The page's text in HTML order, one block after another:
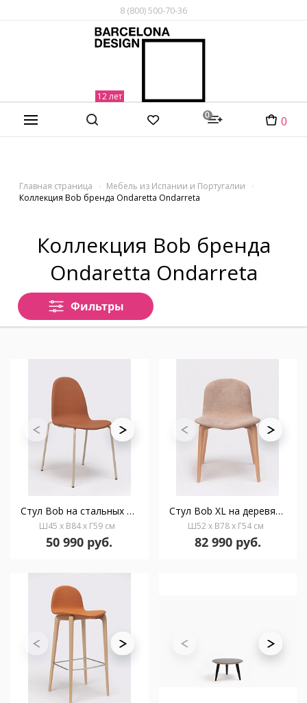
8 (800) 500-70-36
0 0
Главная страница
Мебель из Испании и Португалии
Коллекция Bob бренда Ondaretta Ondarreta
Коллекция Bob бренда
Ondaretta Ondarreta
Фильтры
Стул Bob на стальных ножках
Ш45 x В84 x Г59 см
50 990 руб.
Стул Bob XL на деревянных ножках
Ш52 x В78 x Г54 см
82 990 руб.